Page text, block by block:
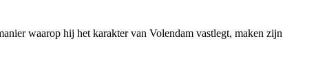
waarop hij het karakter van Volendam vastlegt, maken zijn